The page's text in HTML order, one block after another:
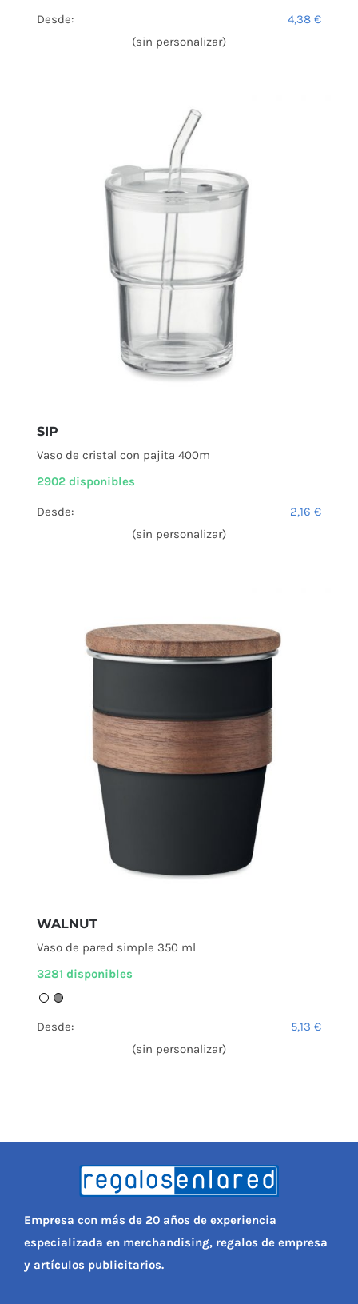
Desde: 4,38 €
(sin personalizar)
SIP
Vaso de cristal con pajita 400m
2902 disponibles
Desde: 2,16 €
(sin personalizar)
WALNUT
Vaso de pared simple 350 ml
3281 disponibles
Desde: 5,13 €
(sin personalizar)
Empresa con más de 20 años de experiencia
especializada en merchandising, regalos de empresa
y artículos publicitarios.